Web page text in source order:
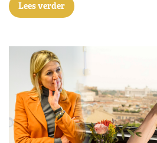
Lees verder